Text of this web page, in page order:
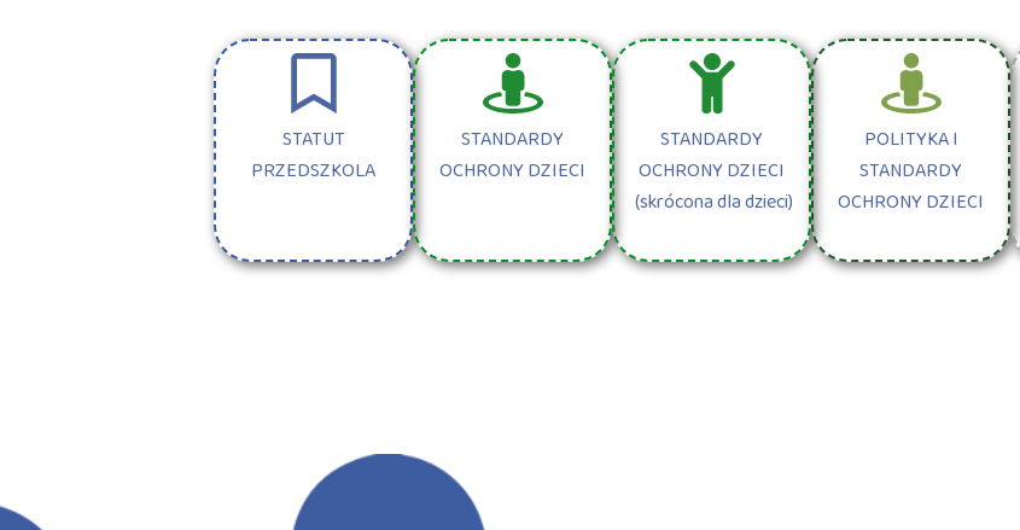
STATUT
PRZEDSZKOLA
STANDARDY
OCHRONY DZIECI
STANDARDY
OCHRONY DZIECI
(skrócona dla dzieci)
POLITYKA I
STANDARDY
OCHRONY DZIECI